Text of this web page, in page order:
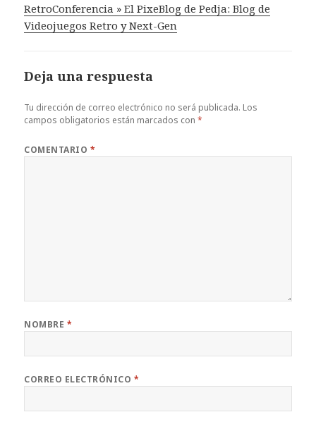
RetroConferencia » El PixeBlog de Pedja: Blog de
Videojuegos Retro y Next-Gen
Deja una respuesta
Tu dirección de correo electrónico no será publicada. Los
campos obligatorios están marcados con*
COMENTARIO *
NOMBRE *
CORREO ELECTRÓNICO *